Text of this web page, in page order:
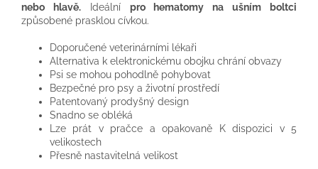
nebo hlavě.Ideální pro hematomy na ušním boltci
způsobené prasklou cívkou.
Doporučené veterinárními lékaři
Alternativa k elektronickému obojku chrání obvazy
Psi se mohou pohodlně pohybovat
Bezpečné pro psy a životní prostředí
Patentovaný prodyšný design
Snadno se obléká
Lze prát v pračce a opakovaně K dispozici v 5
velikostech
Přesně nastavitelná velikost